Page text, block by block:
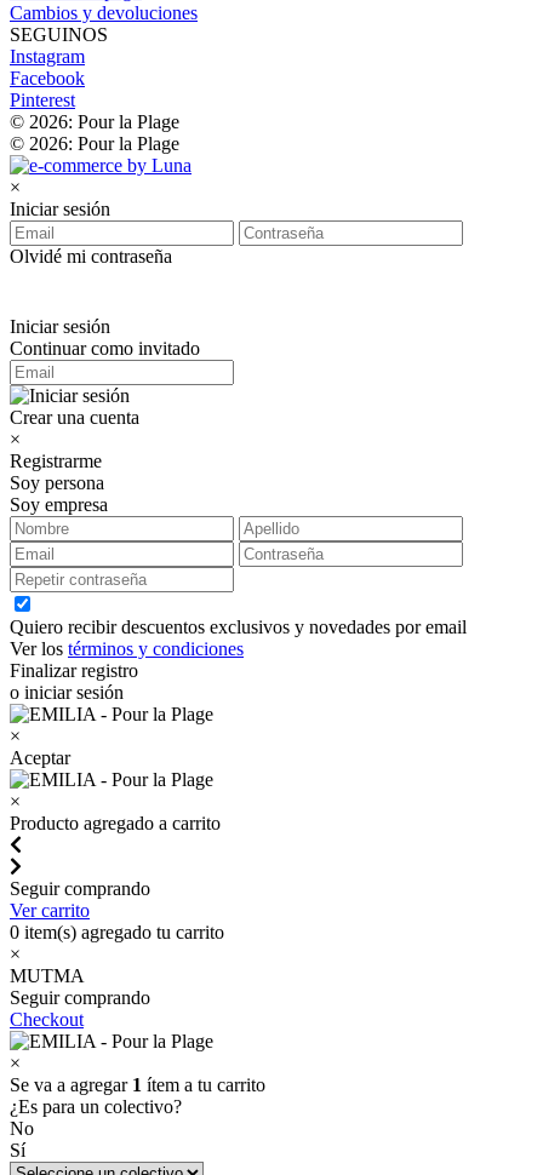
Cambios y devoluciones
SEGUINOS
Instagram
Facebook
Pinterest
© 2026: Pour la Plage
© 2026: Pour la Plage
×
Iniciar sesión
Olvidé mi contraseña
Iniciar sesión
Continuar como invitado
Crear una cuenta
×
Registrarme
Soy persona
Soy empresa
Quiero recibir descuentos exclusivos y novedades por email
Ver los términos y condiciones
Finalizar registro
o iniciar sesión
×
Aceptar
×
Producto agregado a carrito
Seguir comprando
Ver carrito
0 item(s) agregado tu carrito
×
MUTMA
Seguir comprando
Checkout
×
Se va a agregar 1 ítem a tu carrito
¿Es para un colectivo?
No
Sí